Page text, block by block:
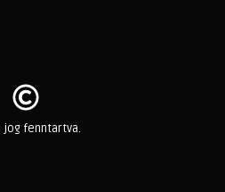
jog fenntartva.